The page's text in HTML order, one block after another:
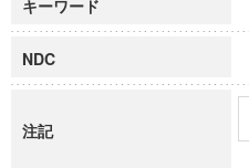
キーワード
NDC
注記